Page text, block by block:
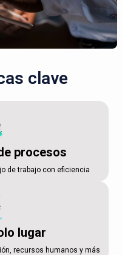
clave
procesos
de trabajo con eficiencia
lugar
recursos humanos y más